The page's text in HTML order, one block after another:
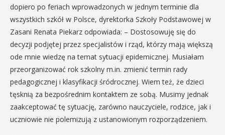
dopiero po feriach wprowadzonych w jednym terminie dla
wszystkich szkół w Polsce, dyrektorka Szkoły Podstawowej w
Zasani Renata Piekarz odpowiada: – Dostosowuję się do
decyzji podjętej przez specjalistów i rząd, którzy mają większą
ode mnie wiedzę na temat sytuacji epidemicznej. Musiałam
przeorganizować rok szkolny m.in. zmienić termin rady
pedagogicznej i klasyfikacji śródrocznej. Wiem też, że dzieci
tęsknią za bezpośrednim kontaktem ze sobą. Musimy jednak
zaakceptować tę sytuację, zarówno nauczyciele, rodzice, jak i
uczniowie nie polemizują z ustanowionym rozporządzeniem.